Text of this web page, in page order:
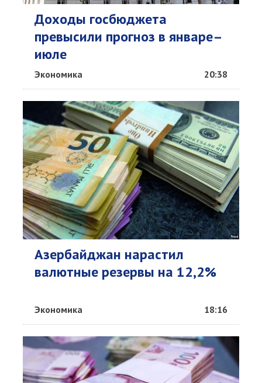
Доходы госбюджета
превысили прогноз в январе–
июле
Экономика 20:38
Азербайджан нарастил
валютные резервы на 12,2%
Экономика 18:16